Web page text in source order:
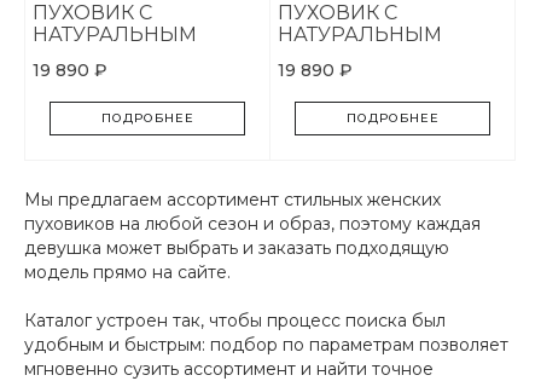
ПУХОВИК С
НАТУРАЛЬНЫМ
19 890 ₽
ПОДРОБНЕЕ
ПУХОВИК С
НАТУРАЛЬНЫМ
19 890 ₽
ПОДРОБНЕЕ
Мы предлагаем ассортимент стильных женских
пуховиков на любой сезон и образ, поэтому каждая
девушка может выбрать и заказать подходящую
модель прямо на сайте.
Каталог устроен так, чтобы процесс поиска был
удобным и быстрым: подбор по параметрам позволяет
мгновенно сузить ассортимент и найти точное